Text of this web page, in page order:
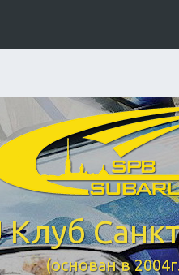
Клуб
(основан в